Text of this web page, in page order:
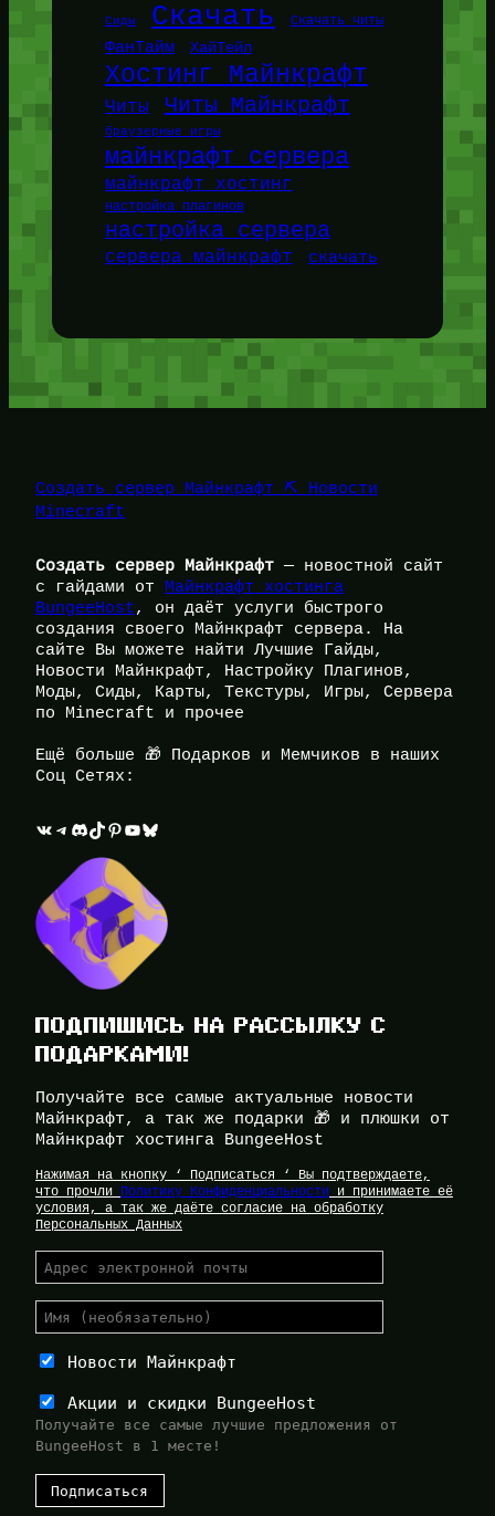
Сиды Скачать Скачать читы
ФанТайм ХайТейл
Хостинг Майнкрафт
Читы Читы Майнкрафт
браузерные игры
майнкрафт сервера
майнкрафт хостинг
настройка плагинов
настройка сервера
сервера майнкрафт скачать
Создать сервер Майнкрафт ⛏️ Новости
Minecraft
Создать сервер Майнкрафт — новостной сайт
с гайдами от Майнкрафт хостинга
BungeeHost, он даёт услуги быстрого
создания своего Майнкрафт сервера. На
сайте Вы можете найти Лучшие Гайды,
Новости Майнкрафт, Настройку Плагинов,
Моды, Сиды, Карты, Текстуры, Игры, Сервера
по Minecraft и прочее
Ещё больше 🎁 Подарков и Мемчиков в наших
Соц Сетях:
ВКонтакте Telegram Discord TikTok Pinterest YouTube Bluesky
ПОДПИШИСЬ НА РАССЫЛКУ С
ПОДАРКАМИ!
Получайте все самые актуальные новости
Майнкрафт, а так же подарки 🎁 и плюшки от
Майнкрафт хостинга BungeeHost
Нажимая на кнопку ‘ Подписаться ‘ Вы подтверждаете,
что прочли Политику Конфиденциальности и принимаете её
условия, а так же даёте согласие на обработку
Персональных Данных
Новости Майнкрафт
Акции и скидки BungeeHost
Получайте все самые лучшие предложения от
BungeeHost в 1 месте!